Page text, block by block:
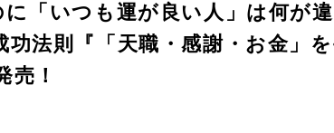
「いつも運が良い人」は何が
法則『「天職・感謝・お金」
！